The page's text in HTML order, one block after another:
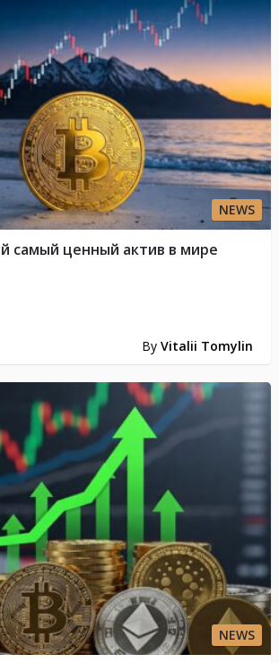
NEWS
By Vitalii Tomylin
самый ценный актив в мире
NEWS